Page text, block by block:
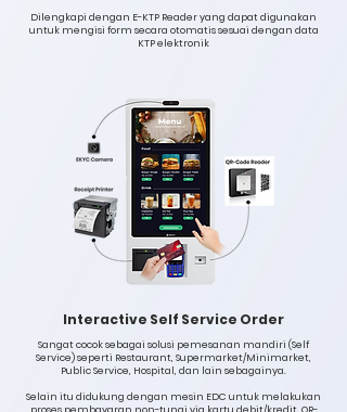
Dilengkapi dengan E-KTP Reader yang dapat digunakan
untuk mengisi form secara otomatis sesuai dengan data
KTP elektronik
Interactive Self Service Order
Sangat cocok sebagai solusi pemesanan mandiri (Self
Service) seperti Restaurant, Supermarket/Minimarket,
Public Service, Hospital, dan lain sebagainya.
Selain itu didukung dengan mesin EDC untuk melakukan